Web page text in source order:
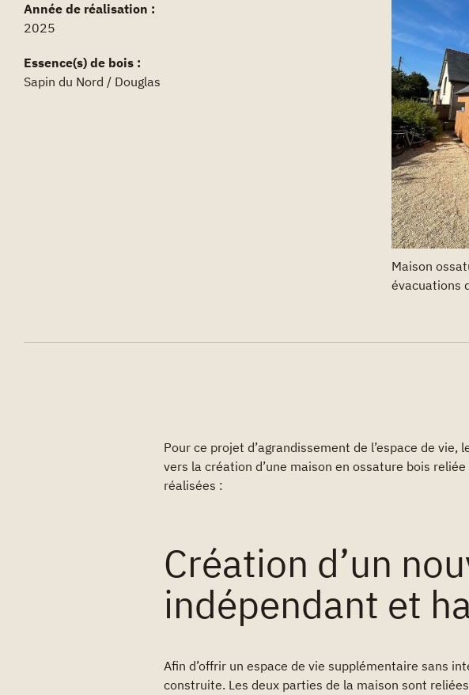
Année de réalisation :
2025
Essence(s) de bois :
Sapin du Nord / Douglas
Maison
évacuations
Pour ce projet d’agrandissement de l’espace de
vers la création d’une maison en ossature bois
réalisées :
Création d’un
indépendant et
Afin d’offrir un espace de vie supplémentaire sans
construite. Les deux parties de la maison sont